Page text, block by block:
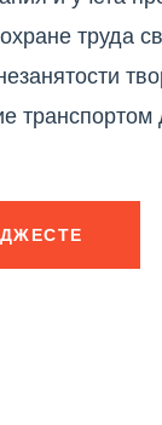
труда